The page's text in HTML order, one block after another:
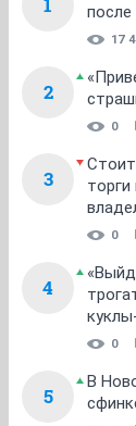
после
17
2
0
3
0
4
0
5
В